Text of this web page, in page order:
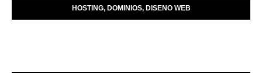
HOSTING, DOMINIOS, DISENO WEB